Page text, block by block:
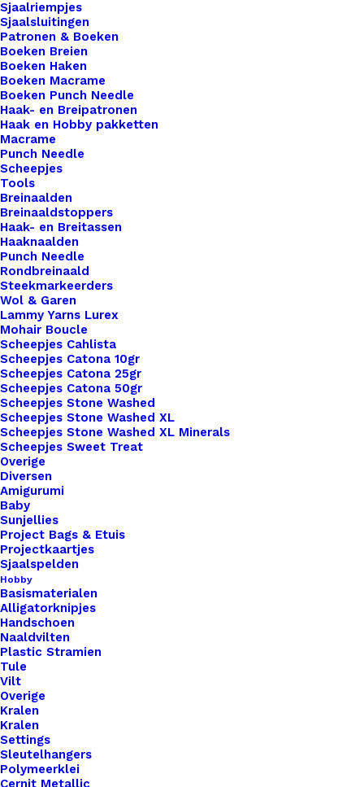
Sjaalriempjes
Sjaalsluitingen
Patronen & Boeken
Boeken Breien
Boeken Haken
Boeken Macrame
Boeken Punch Needle
Haak- en Breipatronen
Haak en Hobby pakketten
Macrame
Punch Needle
Scheepjes
Tools
Breinaalden
Breinaaldstoppers
Haak- en Breitassen
Haaknaalden
Punch Needle
Rondbreinaald
Steekmarkeerders
Wol & Garen
Lammy Yarns Lurex
Mohair Boucle
Scheepjes Cahlista
Scheepjes Catona 10gr
Scheepjes Catona 25gr
Scheepjes Catona 50gr
Scheepjes Stone Washed
Scheepjes Stone Washed XL
Scheepjes Stone Washed XL Minerals
Scheepjes Sweet Treat
Overige
Diversen
Amigurumi
Baby
Sunjellies
Project Bags & Etuis
Projectkaartjes
Sjaalspelden
Hobby
Basismaterialen
Alligatorknipjes
Handschoen
Naaldvilten
Plastic Stramien
Tule
Vilt
Overige
Kralen
Kralen
Settings
Sleutelhangers
Polymeerklei
Cernit Metallic
ons bieden we ook een assortiment vegan leren
labels aan die volledig diervriendelijk zijn.
Gemaakt van hoogwaardig synthetisch materiaal,
zijn deze labels een milieuvriendelijk alternatief
voor traditioneel leer, zonder concessies te doen
aan stijl of kwaliteit.
Kleur
1xBig Labels 8x3cm Schaapje
Big
Labels
8x3cm
Schaapje
aantal
Toevoegen aan verlanglijst
Artikelnummer
Categorie
Overzicht